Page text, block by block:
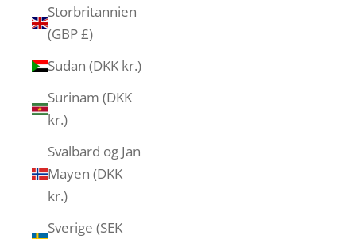
Storbritannien
(GBP £)
Sudan (DKK kr.)
Surinam (DKK
kr.)
Svalbard og Jan
Mayen (DKK
kr.)
Sverige (SEK